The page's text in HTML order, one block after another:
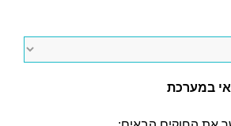
במערכת